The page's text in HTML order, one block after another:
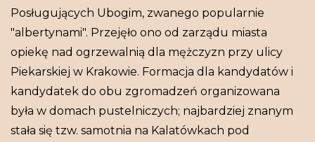
Posługujących Ubogim, zwanego popularnie
"albertynami". Przejęło ono od zarządu miasta
opiekę nad ogrzewalnią dla mężczyzn przy ulicy
Piekarskiej w Krakowie. Formacja dla kandydatów i
kandydatek do obu zgromadzeń organizowana
była w domach pustelniczych; najbardziej znanym
stała się tzw. samotnia na Kalatówkach pod